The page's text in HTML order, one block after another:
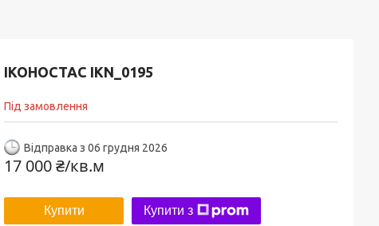
ІКОНОСТАС IKN_0195
Під замовлення
Відправка з 06 грудня 2026
17 000 ₴/кв.м
Купити Купити з